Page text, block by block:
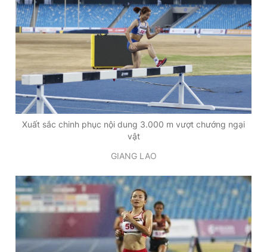
t
T
m
e
o
n
Xuất sắc chinh phục nội dung 3.000 m vượt chướng ngại
vật
GIANG LAO